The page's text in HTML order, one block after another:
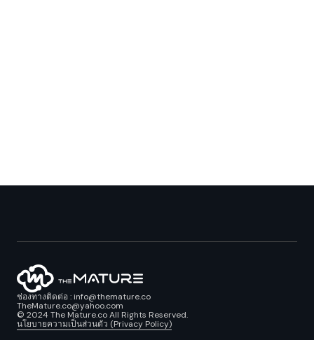
ช่องทางติดต่อ : info@themature.co
TheMature.co@yahoo.com
© 2024 The Mature.co All Rights Reserved.
นโยบายความเป็นส่วนตัว (Privacy Policy)